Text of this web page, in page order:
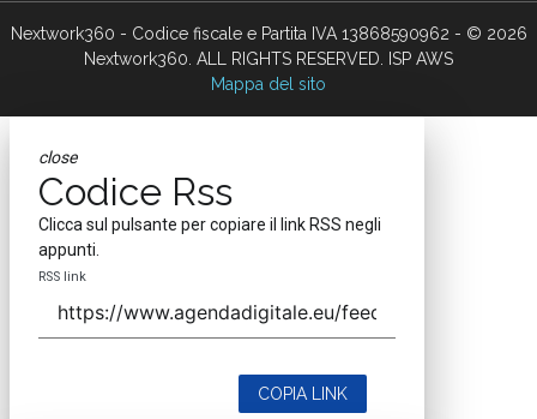
Nextwork360 - Codice fiscale e Partita IVA 13868590962 - © 2026
Nextwork360. ALL RIGHTS RESERVED. ISP AWS
Mappa del sito
close
Codice Rss
Clicca sul pulsante per copiare il link RSS negli
appunti.
RSS link
COPIA LINK